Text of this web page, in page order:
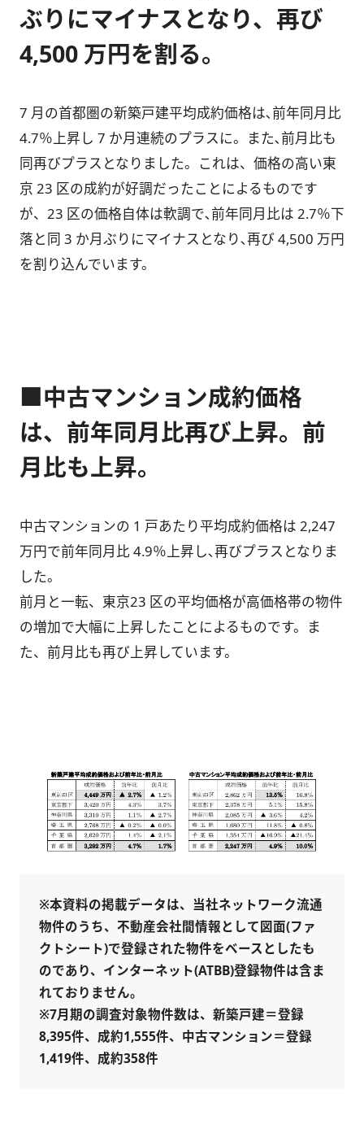
ぶりにマイナスとなり、再び
4,500 万円を割る。
7 月の首都圏の新築戸建平均成約価格は､前年同月比
4.7％上昇し 7 か月連続のプラスに。また､前月比も
同再びプラスとなりました。これは、価格の高い東
京 23 区の成約が好調だったことによるものです
が、23 区の価格自体は軟調で､前年同月比は 2.7％下
落と同 3 か月ぶりにマイナスとなり､再び 4,500 万円
を割り込んでいます。
■中古マンション成約価格
は、前年同月比再び上昇。前
月比も上昇。
中古マンションの 1 戸あたり平均成約価格は 2,247
万円で前年同月比 4.9％上昇し､再びプラスとなりま
した。
前月と一転、東京23 区の平均価格が高価格帯の物件
の増加で大幅に上昇したことによるものです。ま
た、前月比も再び上昇しています。
※本資料の掲載データは、当社ネットワーク流通
物件のうち、不動産会社間情報として図面(ファ
クトシート)で登録された物件をベースとしたも
のであり、インターネット(ATBB)登録物件は含ま
れておりません。
※7月期の調査対象物件数は、新築戸建＝登録
8,395件、成約1,555件、中古マンション＝登録
1,419件、成約358件